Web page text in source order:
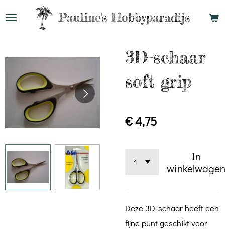
Ga
de
hoofdinhoud
Pauline'sHobbyparadijs
3D-schaar
soft grip
€ 4,75
In
Deze 3D-schaar heeft een
fijne punt geschikt voor